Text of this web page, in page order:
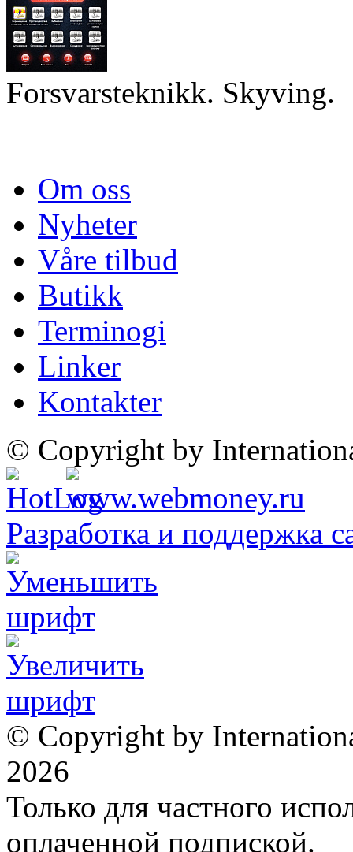
Forsvarsteknikk. Skyving.
Om oss
Nyheter
Våre tilbud
Butikk
Terminogi
Linker
Kontakter
© Copyright by
Разработка и поддержка
© Copyright by
2026
Только для частного
оплаченной подпиской.